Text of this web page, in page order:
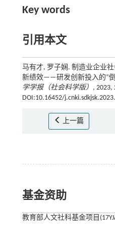
Key words
引用本文
马有才, 罗子娴. 制造业企业
新绩效——研发创新投入的“倒
学学报（社会科学版） , 2023,
DOI:10.16452/
上一篇
基金资助
教育部人文社科基金项目